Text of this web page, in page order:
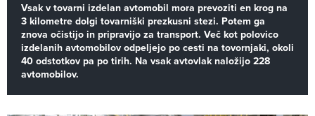
Vsak v tovarni izdelan avtomobil mora prevoziti en krog na
3 kilometre dolgi tovarniški prezkusni stezi. Potem ga
znova očistijo in pripravijo za transport. Več kot polovico
izdelanih avtomobilov odpeljejo po cesti na tovornjaki, okoli
40 odstotkov pa po tirih. Na vsak avtovlak naložijo 228
avtomobilov.